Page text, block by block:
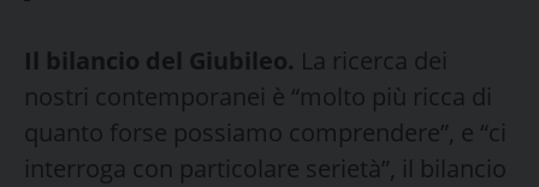
Il bilancio del Giubileo. La ricerca dei
nostri contemporanei è “molto più ricca di
quanto forse possiamo comprendere”, e “ci
interroga con particolare serietà”, il bilancio